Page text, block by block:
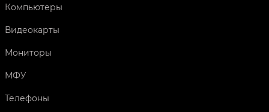
Компьютеры
Видеокарты
Мониторы
МФУ
Телефоны